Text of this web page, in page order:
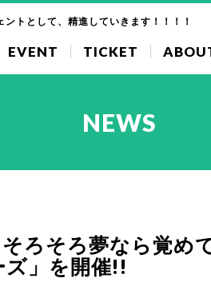
トとして、精進していきます！！！！
EVENT TICKET
NEWS
ろそろ夢なら覚め
」を開催!!